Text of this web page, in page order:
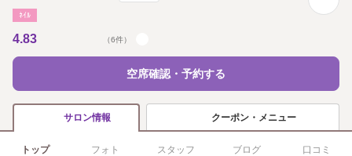
ﾈｲﾙ
4.83 （6件）
空席確認・予約する
サロン情報 クーポン・メニュー
トップ フォト スタッフ ブログ 口コミ